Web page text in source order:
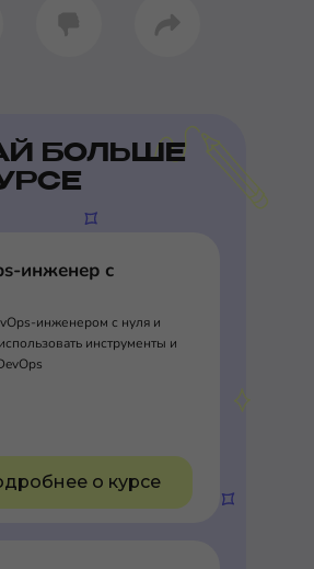
БОЛЬШЕ
инженер с
инженером с нуля и
инструменты и
о курсе